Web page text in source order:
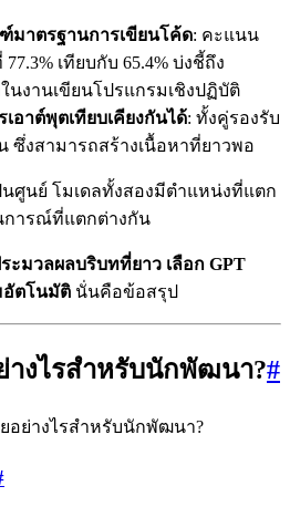
มาตรฐานการเขียนโค้ด: คะแนน
77.3% เทียบกับ 65.4% บ่งชี้ถึง
งานเขียนโปรแกรมเชิงปฏิบัติ
อาต์พุตเทียบเคียงกันได้: ทั้งคู่รองรับ
ซึ่งสามารถสร้างเนื้อหาที่ยาวพอ
ศูนย์ โมเดลทั้งสองมีตำแหน่งที่แตก
การณ์ที่แตกต่างกัน
ะมวลผลบริบทที่ยาว เลือก GPT
อัตโนมัติ นั่นคือข้อสรุป
างไรสำหรับนักพัฒนา?#
อย่างไรสำหรับนักพัฒนา?